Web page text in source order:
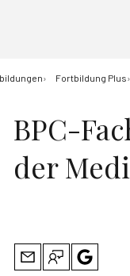
Fortbildung Plus
BPC-
der